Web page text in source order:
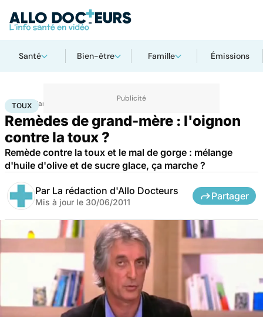
Santé Bien-être Famille Émissions
Accueil Santé
TOUX
Remèdes de grand-mère : l'oignon
contre la toux ?
Remède contre la toux et le mal de gorge : mélange
d'huile d'olive et de sucre glace, ça marche ?
Par La rédaction d'Allo Docteurs
Mis à jour le 30/06/2011
Partager